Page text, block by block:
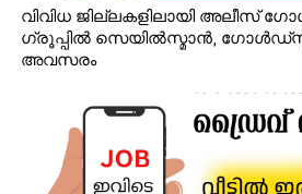
വിവിധ ജില്ലകളിലായി അലീസ്
ഗ്രൂപ്പിൽ സെയിൽസ്മാൻ,
അവസരം